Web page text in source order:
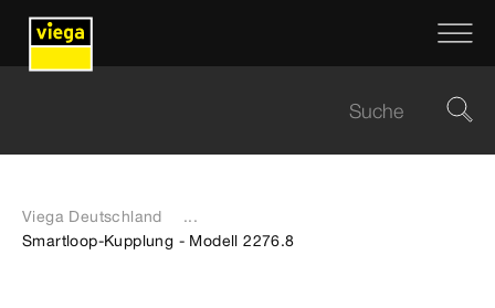
Viega Deutschland
...
Smartloop-Kupplung - Modell 2276.8